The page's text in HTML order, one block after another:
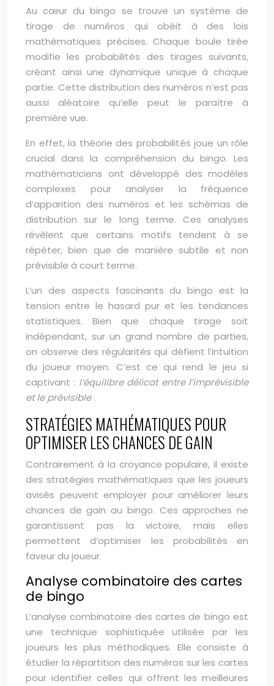
Au cœur du bingo se trouve un système de
tirage de numéros qui obéit à des lois
mathématiques précises. Chaque boule tirée
modifie les probabilités des tirages suivants,
créant ainsi une dynamique unique à chaque
partie. Cette distribution des numéros n’est pas
aussi aléatoire qu’elle peut le paraître à
première vue.
En effet, la théorie des probabilités joue un rôle
crucial dans la compréhension du bingo. Les
mathématiciens ont développé des modèles
complexes pour analyser la fréquence
d’apparition des numéros et les schémas de
distribution sur le long terme. Ces analyses
révèlent que certains motifs tendent à se
répéter, bien que de manière subtile et non
prévisible à court terme.
L’un des aspects fascinants du bingo est la
tension entre le hasard pur et les tendances
statistiques. Bien que chaque tirage soit
indépendant, sur un grand nombre de parties,
on observe des régularités qui défient l’intuition
du joueur moyen. C’est ce qui rend le jeu si
captivant : l’équilibre délicat entre l’imprévisible
et le prévisible.
STRATÉGIES MATHÉMATIQUES POUR
OPTIMISER LES CHANCES DE GAIN
Contrairement à la croyance populaire, il existe
des stratégies mathématiques que les joueurs
avisés peuvent employer pour améliorer leurs
chances de gain au bingo. Ces approches ne
garantissent pas la victoire, mais elles
permettent d’optimiser les probabilités en
faveur du joueur.
Analyse combinatoire des cartes
de bingo
L’analyse combinatoire des cartes de bingo est
une technique sophistiquée utilisée par les
joueurs les plus méthodiques. Elle consiste à
étudier la répartition des numéros sur les cartes
pour identifier celles qui offrent les meilleures